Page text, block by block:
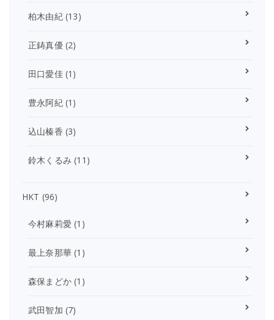
柏木由紀(13)
正鋳真優(2)
田口愛佳(1)
豊永阿紀(1)
込山榛香 (3)
鈴木くるみ (11)
HKT (96)
今村麻莉愛 (1)
最上奈那華 (1)
森保まどか (1)
武田智加 (7)